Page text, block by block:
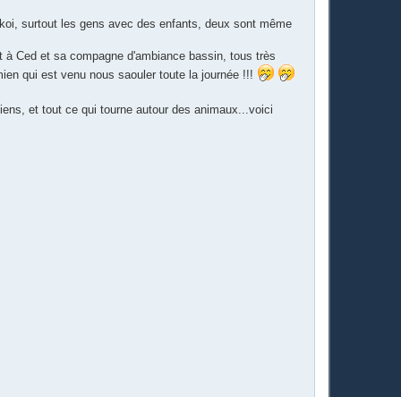
surtout les gens avec des enfants, deux sont même
Ced et sa compagne d'ambiance bassin, tous très
qui est venu nous saouler toute la journée !!!
et tout ce qui tourne autour des animaux...voici